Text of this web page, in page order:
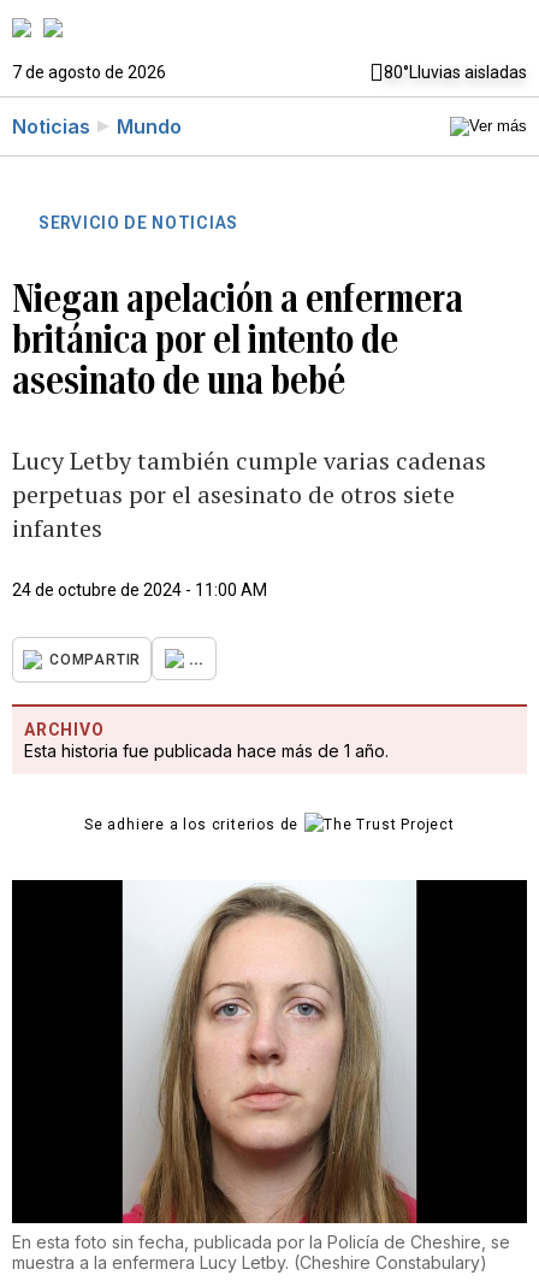
7 de agosto de 2026 80°Lluvias aisladas
Noticias Mundo
SERVICIO DE NOTICIAS
Niegan apelación a enfermera
británica por el intento de
asesinato de una bebé
Lucy Letby también cumple varias cadenas
perpetuas por el asesinato de otros siete
infantes
24 de octubre de 2024 - 11:00 AM
COMPARTIR ...
ARCHIVO
Esta historia fue publicada hace más de 1 año.
Se adhiere a los criterios de
En esta foto sin fecha, publicada por la Policía de Cheshire, se
muestra a la enfermera Lucy Letby. (Cheshire Constabulary)